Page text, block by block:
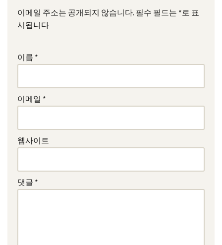
이메일 주소는 공개되지 않습니다. 필수 필드는 *로 표
시됩니다
이름 *
이메일 *
웹사이트
댓글 *